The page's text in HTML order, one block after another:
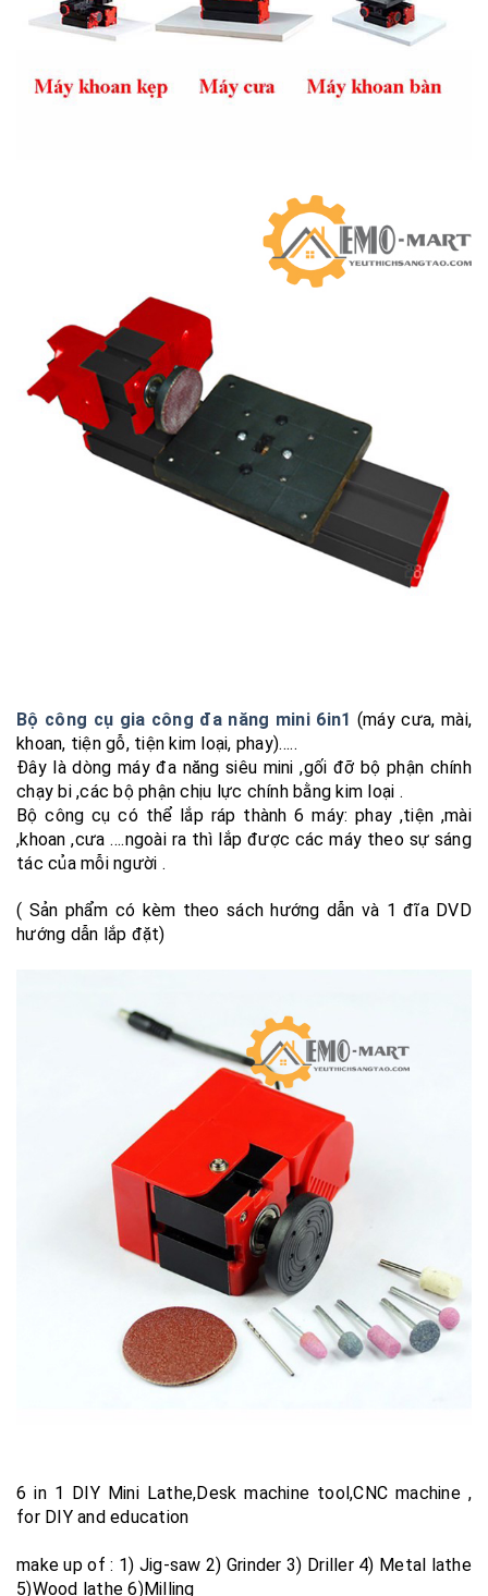
Bộ công cụ gia công đa năng mini 6in1 (máy cưa, mài,
khoan, tiện gỗ, tiện kim loại, phay)…..
Đây là dòng máy đa năng siêu mini ,gối đỡ bộ phận chính
chạy bi ,các bộ phận chịu lực chính bằng kim loại .
Bộ công cụ có thể lắp ráp thành 6 máy: phay ,tiện ,mài
,khoan ,cưa ….ngoài ra thì lắp được các máy theo sự sáng
tác của mỗi người .
( Sản phẩm có kèm theo sách hướng dẫn và 1 đĩa DVD
hướng dẫn lắp đặt)
6 in 1 DIY Mini Lathe,Desk machine tool,CNC machine ,
for DIY and education
make up of : 1) Jig-saw 2) Grinder 3) Driller 4) Metal lathe
5)Wood lathe 6)Milling